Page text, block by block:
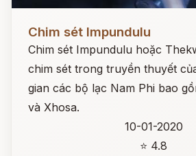
Chim sét Impundulu
Chim sét Impundulu hoặc
chim sét trong truyền thuyết
gian các bộ lạc Nam Phi bao
và Xhosa.
10-01-2020
⭐ 4.8